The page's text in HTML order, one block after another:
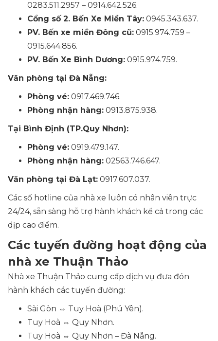
0283.511.2957 – 0914.642.526.
Cổng số 2. Bến Xe Miền Tây: 0945.343.637.
PV. Bến xe miền Đông cũ: 0915.974.759 –
0915.644.856.
PV. Bến Xe Bình Dương: 0915.974.759.
Văn phòng tại Đà Nẵng:
Phòng vé: 0917.469.746.
Phòng nhận hàng: 0913.875.938.
Tại Bình Định (TP.Quy Nhơn):
Phòng vé: 0919.479.147.
Phòng nhận hàng: 02563.746.647.
Văn phòng tại Đà Lạt: 0917.607.037.
Các số hotline của nhà xe luôn có nhân viên trực
24/24, sẵn sàng hỗ trợ hành khách kể cả trong các
dịp cao điểm.
Các tuyến đường hoạt động của
nhà xe Thuận Thảo
Nhà xe Thuận Thảo cung cấp dịch vụ đưa đón
hành khách các tuyến đường:
Sài Gòn ⇔ Tuy Hoà (Phú Yên).
Tuy Hoà ⇔ Quy Nhơn.
Tuy Hoà ⇔ Quy Nhơn – Đà Nẵng.